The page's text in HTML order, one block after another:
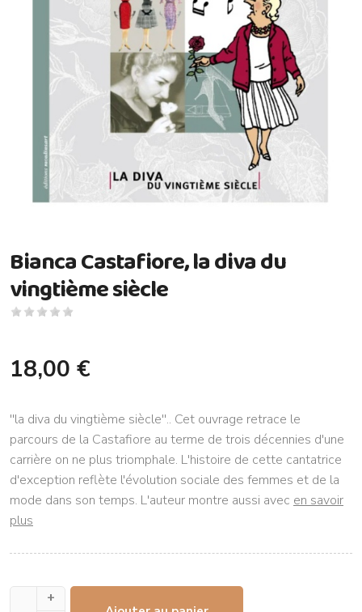
Bianca Castafiore, la diva du
vingtième siècle
18,00 €
''la diva du vingtième siècle''.. Cet ouvrage retrace le
parcours de la Castafiore au terme de trois décennies d'une
carrière on ne plus triomphale. L'histoire de cette cantatrice
d'exception reflète l'évolution sociale des femmes et de la
mode dans son temps. L'auteur montre aussi avec en savoir
plus
+